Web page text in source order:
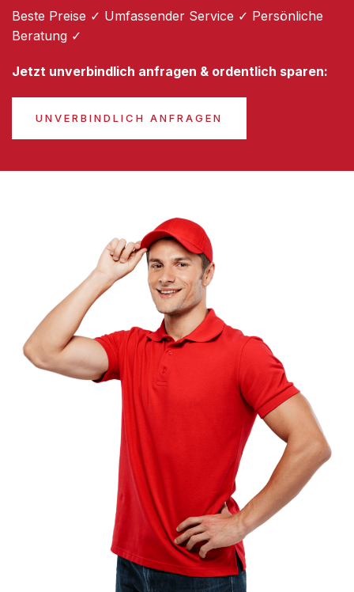
Beste Preise ✓ Umfassender Service ✓ Persönliche
Beratung ✓
Jetzt unverbindlich anfragen & ordentlich sparen:
UNVERBINDLICH ANFRAGEN